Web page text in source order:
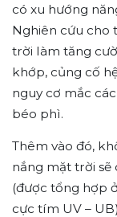
có xu hướng
Nghiên cứu cho
trời làm tăng
khớp, củng cố
nguy cơ mắc
béo phì.
Thêm vào đó,
nắng mặt trời
(được tổng hợp
cực tím UV –